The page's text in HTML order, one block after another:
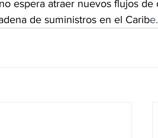
espera atraer nuevos flujos de
de suministros en el Caribe.